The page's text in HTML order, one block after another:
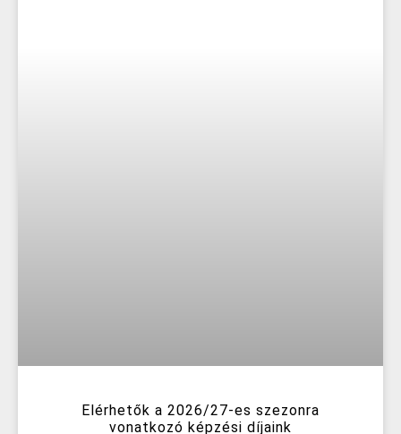
Elérhetők a 2026/27-es szezonra
vonatkozó képzési díjaink